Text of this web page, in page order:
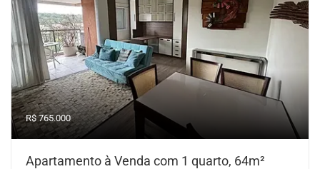
R$ 765.000
Apartamento à Venda com 1 quarto, 64m²